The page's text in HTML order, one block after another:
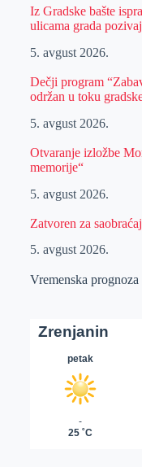
Iz Gradske bašte
ulicama grada
5. avgust 2026.
Dečji program
održan u toku
5. avgust 2026.
Otvaranje izložbe
memorije“
5. avgust 2026.
Zatvoren za
5. avgust 2026.
Vremenska prognoza